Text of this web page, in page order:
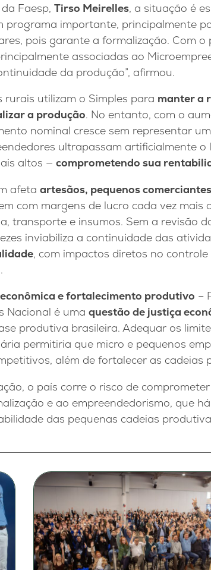
Faesp, Tirso Meirelles, a situação é
programa importante, principalmente
pois garante a formalização. Com
associadas ao
da produção”, afirmou.
utilizam o Simples para manter a
a produção. No entanto, com o
nominal cresce sem representar
ultrapassam artificialmente
altos — comprometendo sua
afeta artesãos, pequenos
com margens de lucro cada vez
transporte e insumos. Sem a revisão
inviabiliza a continuidade das
, com impactos diretos no
e fortalecimento produtivo –
Nacional é uma questão de justiça
produtiva brasileira. Adequar os
permitiria que micro e pequenos
além de fortalecer as cadeias
o país corre o risco de
e ao empreendedorismo, que
das pequenas cadeias